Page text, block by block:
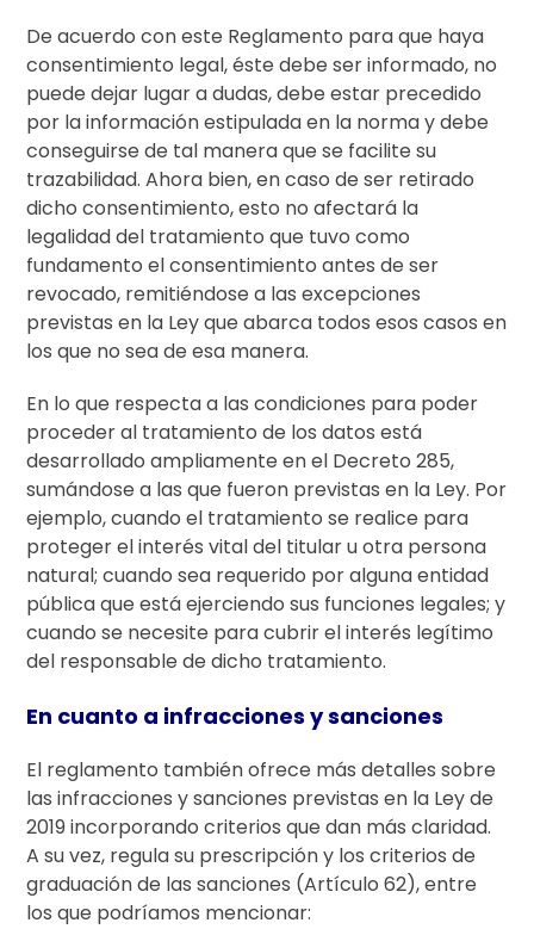
De acuerdo con este Reglamento para que haya
consentimiento legal, éste debe ser informado, no
puede dejar lugar a dudas, debe estar precedido
por la información estipulada en la norma y debe
conseguirse de tal manera que se facilite su
trazabilidad. Ahora bien, en caso de ser retirado
dicho consentimiento, esto no afectará la
legalidad del tratamiento que tuvo como
fundamento el consentimiento antes de ser
revocado, remitiéndose a las excepciones
previstas en la Ley que abarca todos esos casos en
los que no sea de esa manera.
En lo que respecta a las condiciones para poder
proceder al tratamiento de los datos está
desarrollado ampliamente en el Decreto 285,
sumándose a las que fueron previstas en la Ley. Por
ejemplo, cuando el tratamiento se realice para
proteger el interés vital del titular u otra persona
natural; cuando sea requerido por alguna entidad
pública que está ejerciendo sus funciones legales; y
cuando se necesite para cubrir el interés legítimo
del responsable de dicho tratamiento.
En cuanto a infracciones y sanciones
El reglamento también ofrece más detalles sobre
las infracciones y sanciones previstas en la Ley de
2019 incorporando criterios que dan más claridad.
A su vez, regula su prescripción y los criterios de
graduación de las sanciones (Artículo 62), entre
los que podríamos mencionar: